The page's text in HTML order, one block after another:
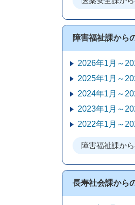
障害福祉課から
2026年1月～
2025年1月～
2024年1月～
2023年1月～
2022年1月～
障害福祉課か
長寿社会課から